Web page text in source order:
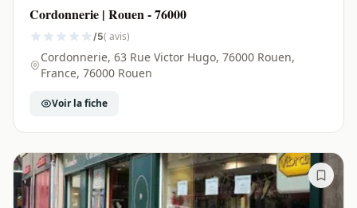
Cordonnerie | Rouen - 76000
/5( avis)
Cordonnerie, 63 Rue Victor Hugo, 76000 Rouen,
France, 76000 Rouen
Voir la fiche